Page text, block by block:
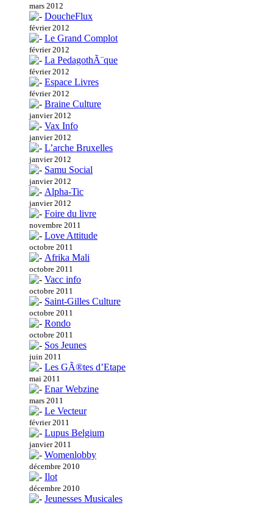
mars 2012
DoucheFlux
février 2012
Le Grand Complot
février 2012
La PedagothÃ¨que
février 2012
Espace Livres
février 2012
Braine Culture
janvier 2012
Vax Info
janvier 2012
L’arche Bruxelles
janvier 2012
Samu Social
janvier 2012
Alpha-Tic
janvier 2012
Foire du livre
novembre 2011
Love Attitude
octobre 2011
Afrika Mali
octobre 2011
Vacc info
octobre 2011
Saint-Gilles Culture
octobre 2011
Rondo
octobre 2011
Sos Jeunes
juin 2011
Les GÃ®tes d’Etape
mai 2011
Enar Webzine
mars 2011
Le Vecteur
février 2011
Lupus Belgium
janvier 2011
Womenlobby
décembre 2010
Ilot
décembre 2010
Jeunesses Musicales